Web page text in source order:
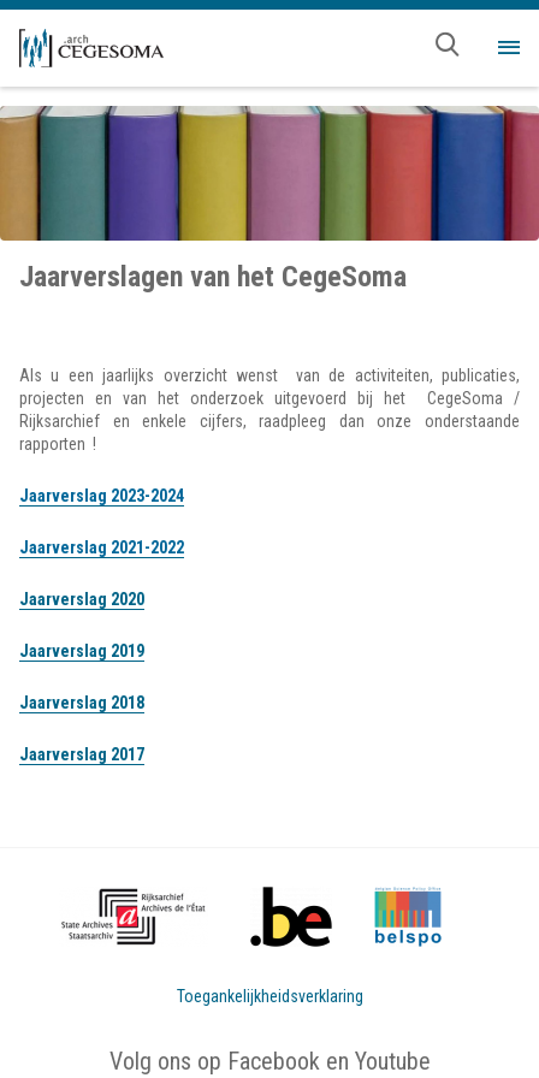
Overslaan en naar de inhoud gaan
Jaarverslagen van het CegeSoma
Als u een jaarlijks overzicht wenst van de activiteiten, publicaties,
projecten en van het onderzoek uitgevoerd bij het CegeSoma /
Rijksarchief en enkele cijfers, raadpleeg dan onze onderstaande
rapporten !
Jaarverslag 2023-2024
Jaarverslag 2021-2022
Jaarverslag 2020
Jaarverslag 2019
Jaarverslag 2018
Jaarverslag 2017
Toegankelijkheidsverklaring
Volg ons op Facebook en Youtube